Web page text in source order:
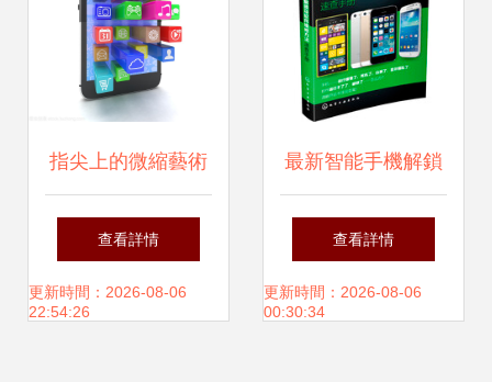
指尖上的微縮藝術
解讀應用程序軟件
圖標的設計秘密
查看詳情
更新時間：2026-08-06
22:54:26
最新智能手機解鎖
與軟件維修速查手
冊
查看詳情
更新時間：2026-08-06
00:30:34